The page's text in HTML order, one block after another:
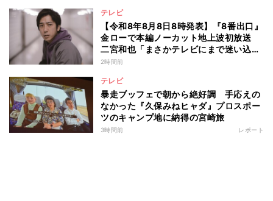
テレビ
【令和8年8月8日8時発表】『8番出口』
金ローで本編ノーカット地上波初放送
二宮和也「まさかテレビにまで迷い込ん
でしまうとは」
2時間前
テレビ
暴走ブッフェで朝から絶好調 手応えの
なかった『久保みねヒャダ』プロスポー
ツのキャンプ地に納得の宮崎旅
3時間前 レポート